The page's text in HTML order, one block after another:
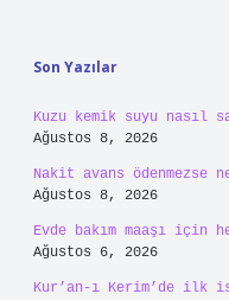
Son Yazılar
Kuzu kemik suyu nasıl
Ağustos 8, 2026
Nakit avans ödenmezse
Ağustos 8, 2026
Evde bakım maaşı için
Ağustos 6, 2026
Kur’an-ı Kerim’de ilk